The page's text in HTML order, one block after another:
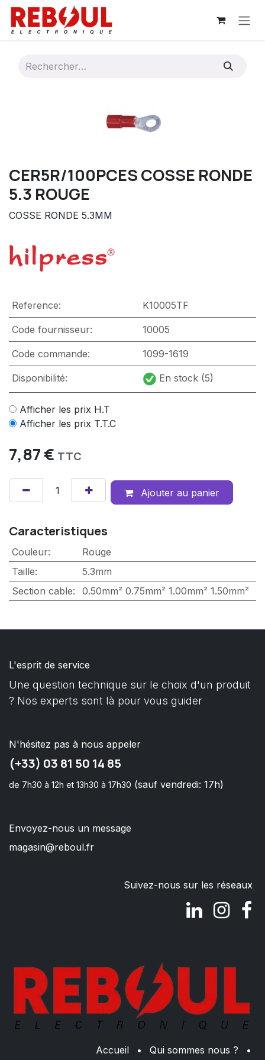
Se rendre au contenu
CER5R/100PCES COSSE RONDE
5.3 ROUGE
COSSE RONDE 5.3MM
Reference: K10005TF
Code fournisseur: 10005
Code commande: 1099-1619
Disponibilité: En stock (5)
Afficher les prix H.T
Afficher les prix T.T.C
7,87€ TTC
Ajouter au panier
Caracteristiques
Couleur:
Rouge
Taille:
5.3mm
Section cable: 0.50mm² 0.75mm² 1.00mm² 1.50mm²
L'esprit de service
Une question technique sur le choix d'un produit
? Nos experts sont là pour vous guider
N'hésitez pas à nous appeler
(+33) 03 81 50 14 85
de 7h30 à 12h et 13h30 à 17h30 (sauf vendredi: 17h)
Envoyez-nous un message
magasin@reboul.fr
Suivez-nous sur les réseaux
Accueil • Qui sommes nous ?
•